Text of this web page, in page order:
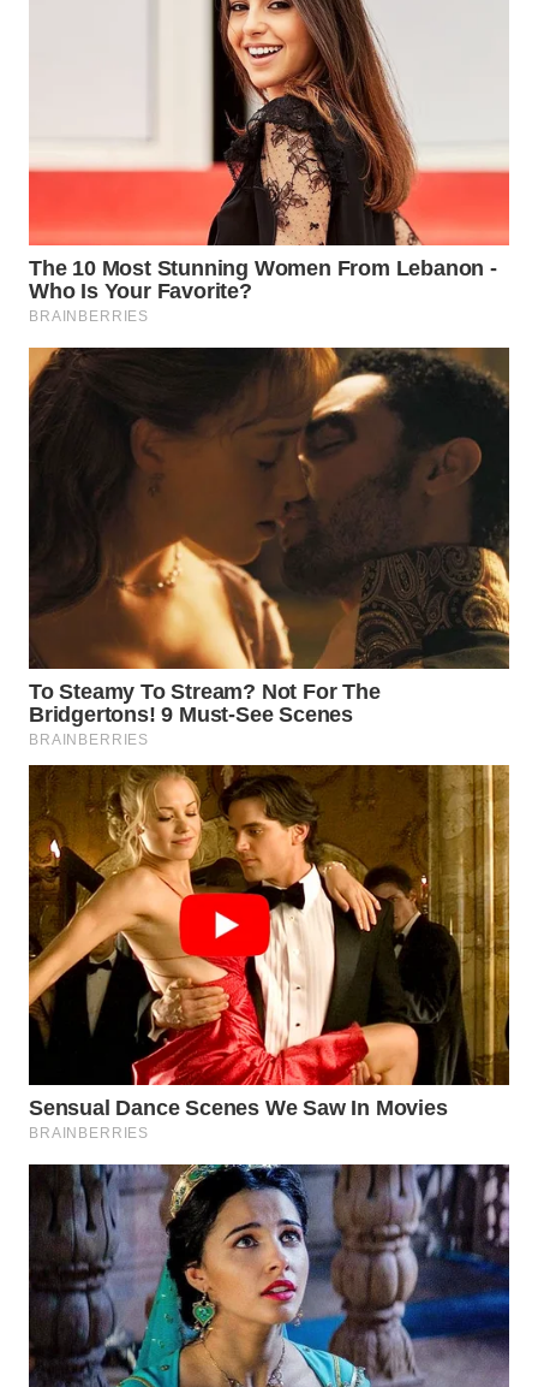
MAJALENGKA
WN
SUBANG
WN
SUKABUMI
PURWAKARTA
PRIANGAN
TIMUR
WN
SEMARANG
SOLO
WN
BOROBUDUR
WN
MADURA
WN
WN
NATUNA
WN
BINTAN
WN
MANDALIKA
WN